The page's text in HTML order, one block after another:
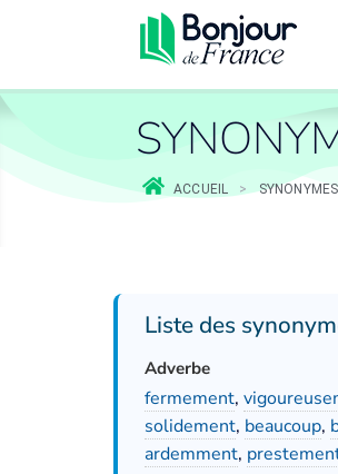
ACCUEIL >
Liste des
Adverbe
fermement,
solidement, beaucoup,
ardemment,